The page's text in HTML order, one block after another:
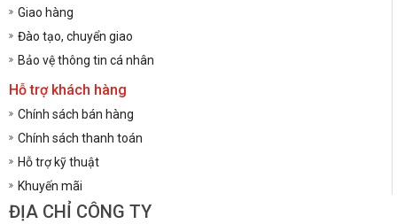
Giao hàng
Đào tạo, chuyển giao
Bảo vệ thông tin cá nhân
Hỗ trợ khách hàng
Chính sách bán hàng
Chính sách thanh toán
Hỗ trợ kỹ thuật
Khuyến mãi
ĐỊA CHỈ CÔNG TY